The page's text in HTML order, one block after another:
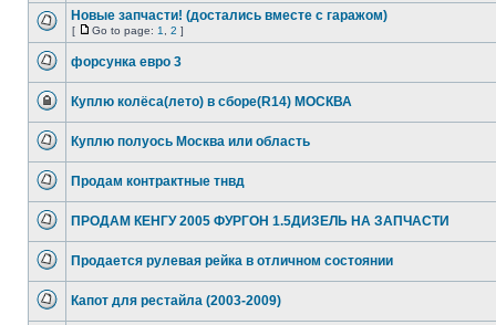
Новые запчасти! (достались вместе с гаражом)
[ Go to page: 1 2 ]
форсунка евро 3
Куплю колёса(лето) в сборе(R14) МОСКВА
Куплю полуось Москва или область
Продам контрактные тнвд
ПРОДАМ КЕНГУ 2005 ФУРГОН 1.5ДИЗЕЛЬ НА ЗАПЧАСТИ
Продается рулевая рейка в отличном состоянии
Капот для рестайла (2003-2009)